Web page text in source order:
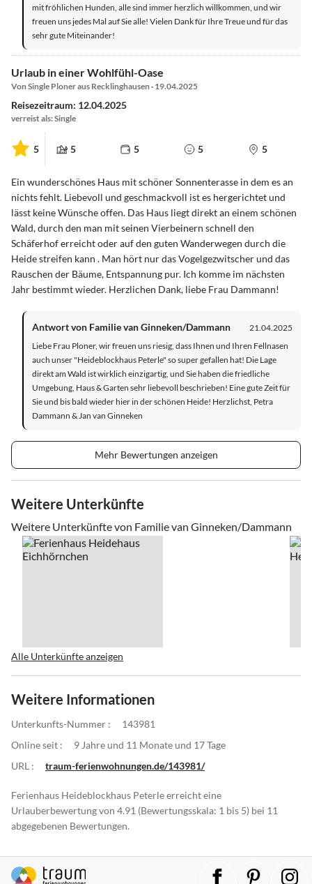
mit fröhlichen Hunden, alle sind immer herzlich willkommen, und wir
freuen uns jedes Mal auf Sie alle! Vielen Dank für Ihre Treue und für das
sehr gute Miteinander!
Urlaub in einer Wohlfühl-Oase
Von Single Ploner aus Recklinghausen · 19.04.2025
Reisezeitraum: 12.04.2025
verreist als: Single
5 5 5 5 5
Ein wunderschönes Haus mit schöner Sonnenterasse in dem es an
nichts fehlt. Liebevoll und geschmackvoll ist es hergerichtet und
lässt keine Wünsche offen. Das Haus liegt direkt an einem schönen
Wald, durch den man mit seinen Vierbeinern schnell den
Schäferhof erreicht oder auf den guten Wanderwegen durch die
Heide streifen kann . Man hört nur das Vogelgezwitscher und das
Rauschen der Bäume, Entspannung pur. Ich komme im nächsten
Jahr bestimmt wieder. Herzlichen Dank, liebe Frau Dammann!
Antwort von Familie van Ginneken/Dammann
21.04.2025
Liebe Frau Ploner, wir freuen uns riesig, dass Ihnen und Ihren Fellnasen
auch unser "Heideblockhaus Peterle" so super gefallen hat! Die Lage
direkt am Wald ist wirklich einzigartig, und Sie haben die friedliche
Umgebung, Haus & Garten sehr liebevoll beschrieben! Eine gute Zeit für
Sie und bis bald wieder hier in der schönen Heide! Herzlichst, Petra
Dammann & Jan van Ginneken
Mehr Bewertungen anzeigen
Weitere Unterkünfte
Weitere Unterkünfte von Familie van Ginneken/Dammann
Alle Unterkünfte anzeigen
Weitere Informationen
Unterkunfts-Nummer :
143981
Online seit :
9 Jahre und 11 Monate und 17 Tage
URL :
traum-ferienwohnungen.de/143981/
Ferienhaus Heideblockhaus Peterle erreicht eine
Urlauberbewertung von 4.91 (Bewertungsskala: 1 bis 5) bei 11
abgegebenen Bewertungen.